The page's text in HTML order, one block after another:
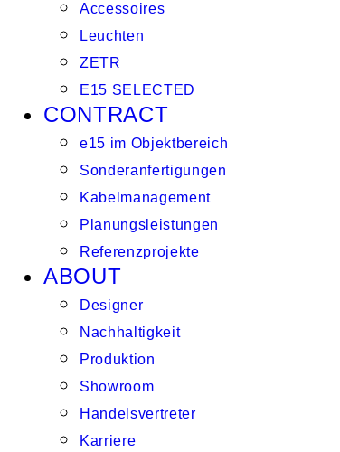
Accessoires
Leuchten
ZETR
E15 SELECTED
CONTRACT
e15 im Objektbereich
Sonderanfertigungen
Kabelmanagement
Planungsleistungen
Referenzprojekte
ABOUT
Designer
Nachhaltigkeit
Produktion
Showroom
Handelsvertreter
Karriere